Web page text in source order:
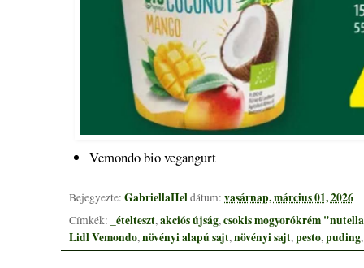
Vemondo bio vegangurt
Bejegyezte: GabriellaHeldátum: vasárnap, március 01, 2026
Címkék: _ételteszt, akciós újság, csokis mogyorókrém
Lidl Vemondo, növényi alapú sajt, növényi sajt, pesto, puding